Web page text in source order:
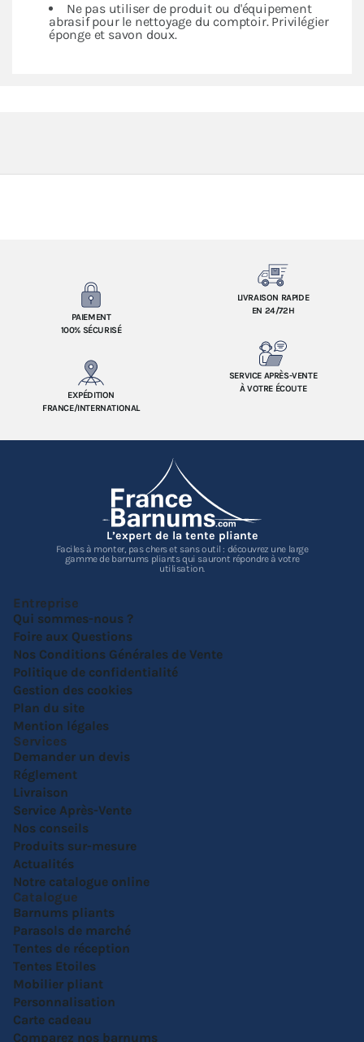
Ne pas utiliser de produit ou d'équipement
abrasif pour le nettoyage du comptoir. Privilégier
éponge et savon doux.
PAIEMENT
100% SÉCURISÉ
LIVRAISON RAPIDE
EN 24/72H
EXPÉDITION
FRANCE/INTERNATIONAL
SERVICE APRÈS-VENTE
À VOTRE ÉCOUTE
L’expert de la tente pliante
Faciles à monter, pas chers et sans outil : découvrez une large
gamme de barnums pliants qui sauront répondre à votre
utilisation.
Entreprise
Qui sommes-nous ?
Foire aux Questions
Nos Conditions Générales de Vente
Politique de confidentialité
Gestion des cookies
Plan du site
Mention légales
Services
Demander un devis
Réglement
Livraison
Service Après-Vente
Nos conseils
Produits sur-mesure
Actualités
Notre catalogue online
Catalogue
Barnums pliants
Parasols de marché
Tentes de réception
Tentes Etoiles
Mobilier pliant
Personnalisation
Carte cadeau
Comparez nos barnums